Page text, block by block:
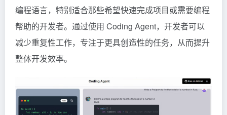
编程语言，特别适合那些希望快速完成项目或需要编程
帮助的开发者。通过使用 Coding Agent，开发者可以
减少重复性工作，专注于更具创造性的任务，从而提升
整体开发效率。